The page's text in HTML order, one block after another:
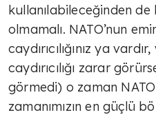
kullanılabileceğinden de
olmamalı. NATO’nun
caydırıcılığınız ya
caydırıcılığı zarar
görmedi) o zaman
zamanımızın en güçlü